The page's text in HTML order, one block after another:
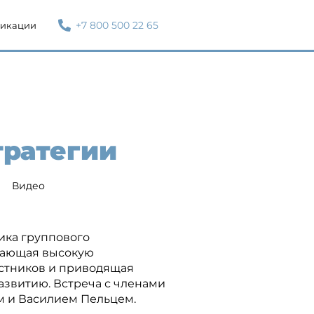
+7 800 500 22 65
Видео
группового
высокую
и приводящая
Встреча с членами
и Василием Пельцем.